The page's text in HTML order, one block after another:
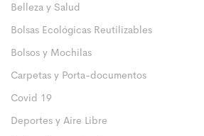
Belleza y Salud
Bolsas Ecológicas Reutilizables
Bolsos y Mochilas
Carpetas y Porta-documentos
Covid 19
Deportes y Aire Libre